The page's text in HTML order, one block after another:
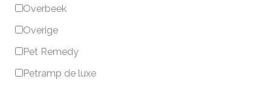
Overbeek
Overige
Pet Remedy
Petramp de luxe